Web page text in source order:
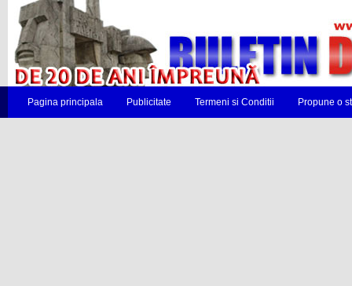
Pagina principala Publicitate Termeni si Conditii Propune o